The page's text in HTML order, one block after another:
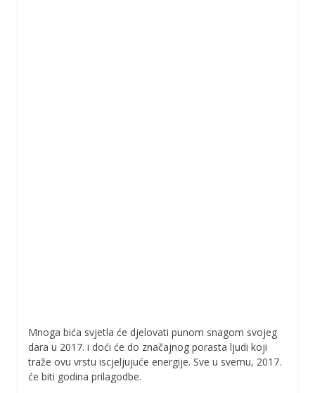
Mnoga bića svjetla će djelovati punom snagom svojeg
dara u 2017. i doći će do značajnog porasta ljudi koji
traže ovu vrstu iscjeljujuće energije. Sve u svemu, 2017.
će biti godina prilagodbe.